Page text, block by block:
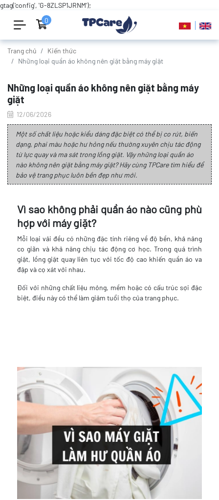
gtag('config', 'G-8ZLSP1JRNM');
0
Trang chủ
Kiến thức
Những loại quần áo không nên giặt bằng máy giặt
Những loại quần áo không nên giặt bằng máy
giặt
12/06/2026
Một số chất liệu hoặc kiểu dáng đặc biệt có thể bị co rút, biến
dạng, phai màu hoặc hư hỏng nếu thường xuyên chịu tác động
từ lực quay và ma sát trong lồng giặt. Vậy những loại quần áo
nào không nên giặt bằng máy giặt? Hãy cùng TPCare tìm hiểu để
bảo vệ trang phục luôn bền đẹp như mới.
Vì sao không phải quần áo nào cũng phù
hợp với máy giặt?
Mỗi loại vải đều có những đặc tính riêng về độ bền, khả năng
co giãn và khả năng chịu tác động cơ học. Trong quá trình
giặt, lồng giặt quay liên tục với tốc độ cao khiến quần áo va
đập và cọ xát với nhau.
Đối với những chất liệu mỏng, mềm hoặc có cấu trúc sợi đặc
biệt, điều này có thể làm giảm tuổi thọ của trang phục.